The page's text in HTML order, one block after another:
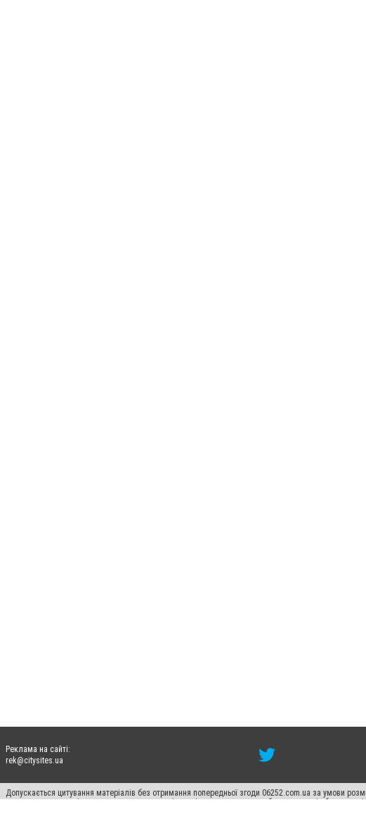
Реклама на сайті:
rek@citysites.ua
Допускається цитування матеріалів без отримання попередньої згоди 06252.com.ua за умови
пошукових систем гіперпосилання на цитовані статті не нижче другого абзацу в тексті або в